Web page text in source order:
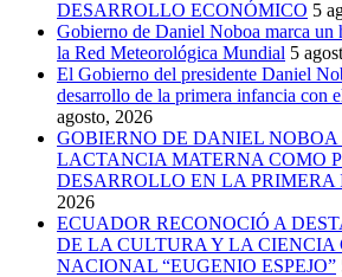
DESARROLLO ECONÓMICO 5
Gobierno de Daniel Noboa marca un
la Red Meteorológica Mundial 5
El Gobierno del presidente Daniel
desarrollo de la primera infancia con
agosto, 2026
GOBIERNO DE DANIEL
LACTANCIA MATERNA COMO
DESARROLLO EN LA PRIMERA
2026
ECUADOR RECONOCIÓ A
DE LA CULTURA Y LA CIENCIA
NACIONAL “EUGENIO ESPEJO”